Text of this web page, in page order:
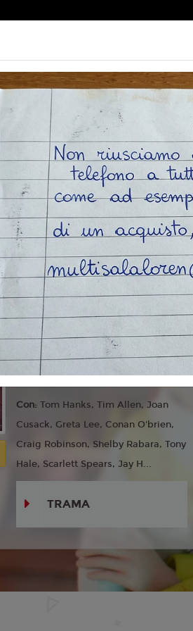
Prossimamente Info Multisala
Durata: 102 min
Genere:Animazione, Avventura,
Commedia, Famiglia
Lingua:Italiano
Regia:Andrew Stanton
Con:Tom Hanks, Tim Allen, Joan
Cusack, Greta Lee, Conan O'brien,
Craig Robinson, Shelby Rabara, Tony
Hale, Scarlett Spears, Jay H...
TRAMA